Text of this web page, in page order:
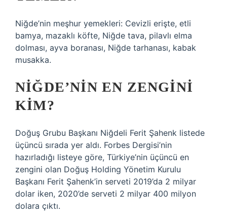
Niğde’nin meşhur yemekleri: Cevizli erişte, etli
bamya, mazaklı köfte, Niğde tava, pilavlı elma
dolması, ayva boranası, Niğde tarhanası, kabak
musakka.
NIĞDE’NIN EN ZENGINI
KIM?
Doğuş Grubu Başkanı Niğdeli Ferit Şahenk listede
üçüncü sırada yer aldı. Forbes Dergisi’nin
hazırladığı listeye göre, Türkiye’nin üçüncü en
zengini olan Doğuş Holding Yönetim Kurulu
Başkanı Ferit Şahenk’in serveti 2019’da 2 milyar
dolar iken, 2020’de serveti 2 milyar 400 milyon
dolara çıktı.